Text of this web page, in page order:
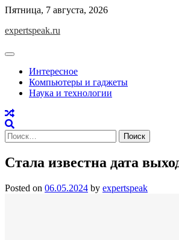
Skip
content
Пятница, 7 августа, 2026
expertspeak.ru
Интересное
Компьютеры и гаджеты
Наука и технологии
Найти:
Стала известна дата
Posted on 06.05.2024 by expertspeak